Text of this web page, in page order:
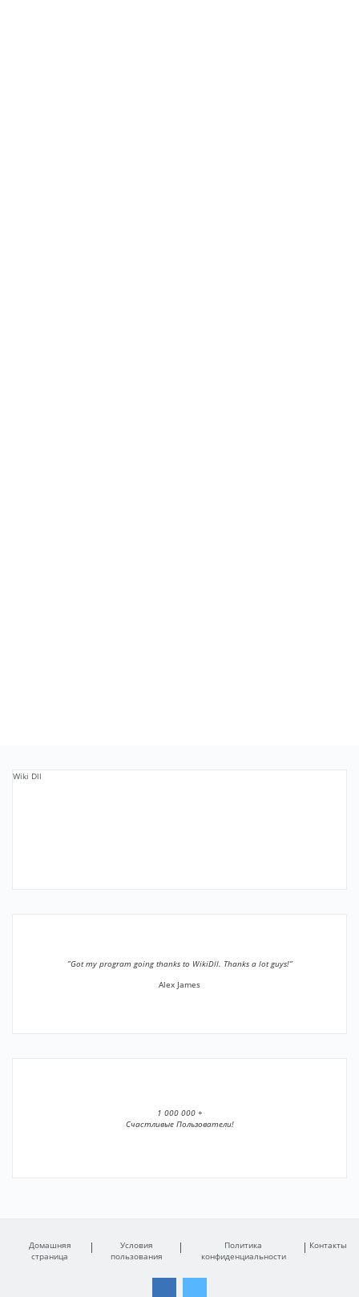
Wiki Dll
”Got my program going thanks to WikiDll. Thanks a lot guys!”
Alex James
1 000 000 +
Счастливые Пользователи!
Домашняя
страница
Условия
пользования
Политика
конфиденциальности
Контакты